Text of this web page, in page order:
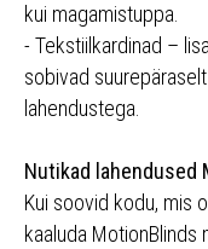
kui magamistuppa.
- Tekstiilkardinad –
sobivad
lahendustega.
Nutikad lahendused
Kui soovid kodu, mis
kaaluda MotionBlinds